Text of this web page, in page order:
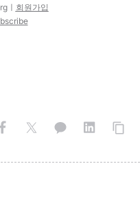
ㅣ 회원가입